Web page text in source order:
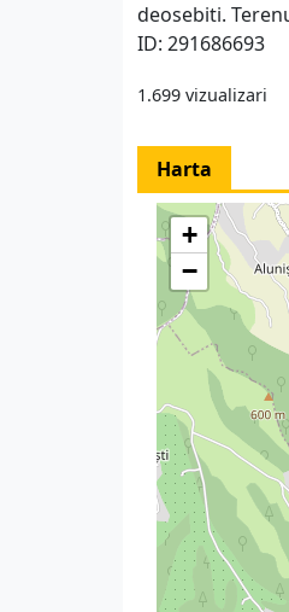
deosebiti.
ID: 291686693
1.699 vizualizari
Harta
+
−